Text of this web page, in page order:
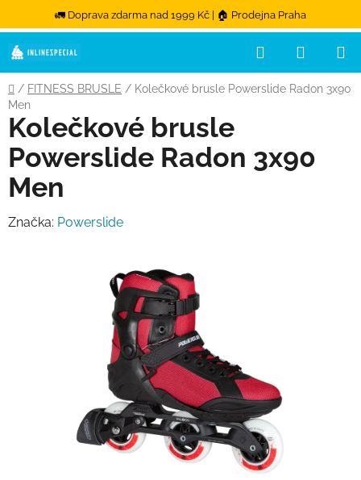
🚛 Doprava zdarma nad 1999 Kč | 🏠 Prodejna Praha
Přejít na obsah
Hledat
Domů
/ FITNESS BRUSLE / Kolečkové brusle Powerslide Radon 3x90
Men
Kolečkové brusle
Powerslide Radon 3x90
Men
Značka: Powerslide